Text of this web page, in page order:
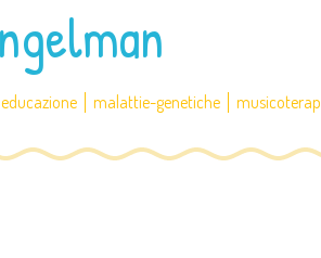
educazione malattie-genetiche